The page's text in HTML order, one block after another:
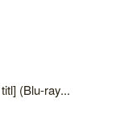
(Blu-ray...